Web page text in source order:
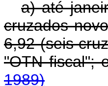
a) até
cruzados
6,92 (seis
"OTN fiscal";
1989)